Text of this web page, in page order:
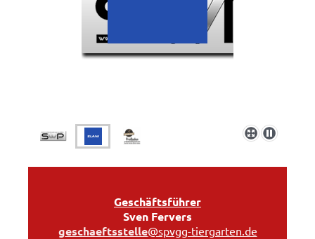
Geschäftsführer
Sven Fervers
geschaeftsstelle@spvgg-tiergarten.de